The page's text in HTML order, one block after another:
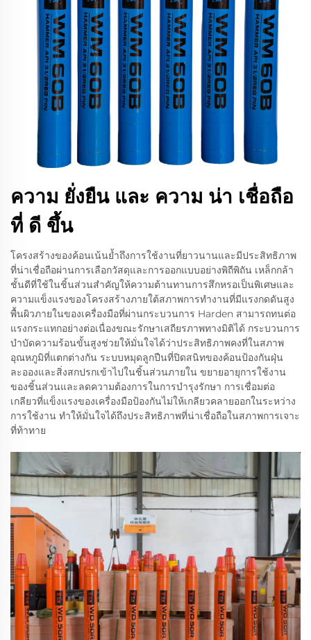
ความ ยั่งยืน และ ความ น่า เชื่อถือ
ที่ ดี ขึ้น
โครงสร้างของค้อนเน้นย้ำถึงการใช้งานที่ยาวนานและมีประสิทธิภาพ
ที่น่าเชื่อถือผ่านการเลือกวัสดุและการออกแบบอย่างพิถีพิถัน เหล็กกล้า
ชั้นดีที่ใช้ในชิ้นส่วนสำคัญให้ความต้านทานการสึกหรอเป็นพิเศษและ
ความแข็งแรงของโครงสร้างภายใต้สภาพการทำงานที่มีแรงกดดันสูง
พื้นผิวภายในของเครื่องมือที่ผ่านกระบวนการ Harden สามารถทนต่อ
แรงกระแทกอย่างต่อเนื่องขณะรักษาเสถียรภาพทางมิติได้ กระบวนการ
บำบัดความร้อนขั้นสูงช่วยให้มั่นใจได้ว่าประสิทธิภาพคงที่ในสภาพ
อุณหภูมิที่แตกต่างกัน ระบบหมุดลูกปืนที่ปิดสนิทของค้อนป้องกันฝุ่น
ละอองและสิ่งสกปรกเข้าไปในชิ้นส่วนภายใน ขยายอายุการใช้งาน
ของชิ้นส่วนและลดความต้องการในการบำรุงรักษา การเชื่อมต่อ
เกลียวที่แข็งแรงของเครื่องมือป้องกันไม่ให้เกลียวคลายออกในระหว่าง
การใช้งาน ทำให้มั่นใจได้ถึงประสิทธิภาพที่น่าเชื่อถือในสภาพการเจาะ
ที่ท้าทาย